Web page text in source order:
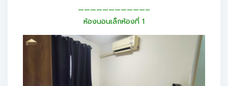
———————————–
ห้องนอนเล็กห้องที่ 1